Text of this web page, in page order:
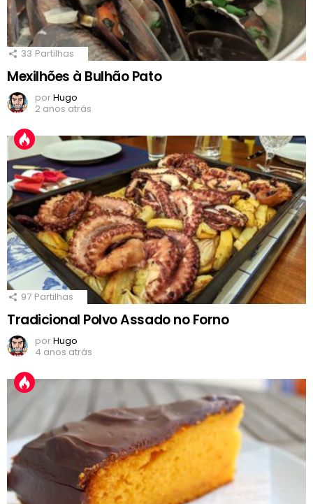
33 Partilhas
Mexilhões à Bulhão Pato
porHugo
2 anos atrás
97 Partilhas
Tradicional Polvo Assado no Forno
porHugo
4 anos atrás